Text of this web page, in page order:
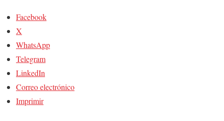
Facebook
X
WhatsApp
Telegram
LinkedIn
Correo electrónico
Imprimir